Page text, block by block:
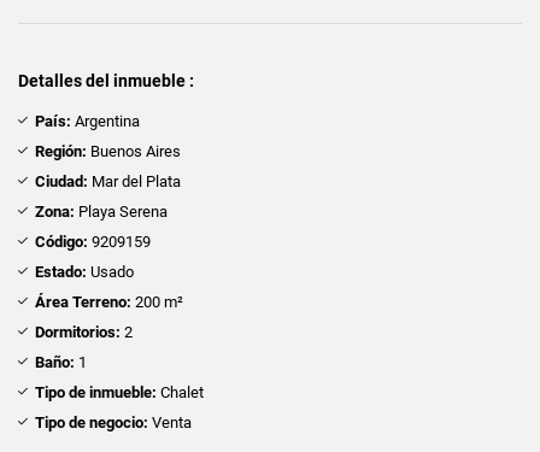
Detalles del inmueble :
País: Argentina
Región: Buenos Aires
Ciudad: Mar del Plata
Zona: Playa Serena
Código: 9209159
Estado: Usado
Área Terreno: 200 m²
Dormitorios: 2
Baño: 1
Tipo de inmueble: Chalet
Tipo de negocio: Venta